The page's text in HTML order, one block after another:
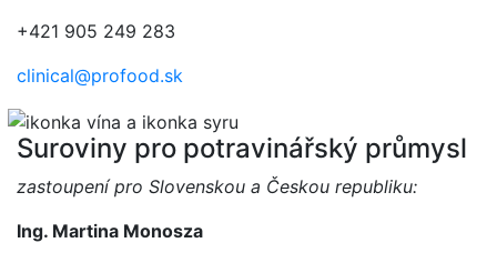
+421 905 249 283
clinical@profood.sk
Suroviny pro potravinářský průmysl
zastoupení pro Slovenskou a Českou republiku:
Ing. Martina Monosza